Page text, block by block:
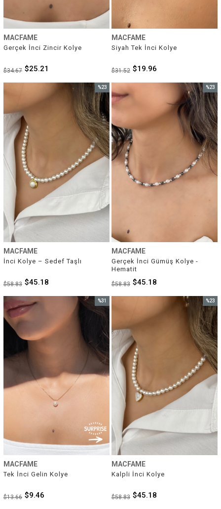
MACFAME
Gerçek İnci Zincir Kolye
$25.21
$34.67
MACFAME
Siyah Tek İnci Kolye
$19.96
$31.52
MACFAME
İnci Kolye – Sedef Taşlı
$45.18
$58.83
%23
İndirim
%23İndirim
MACFAME
Gerçek İnci Gümüş Kolye -
Hematit
$45.18
$58.83
%23
İndirim
MACFAME
Tek İnci Gelin Kolye
$9.46
$13.66
%31
MACFAME
Kalpli İnci Kolye
$45.18
$58.83
%23
İndirim